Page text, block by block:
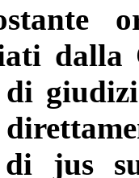
dalla
di
jus